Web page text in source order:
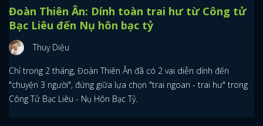
Đoàn Thiên Ân: Dính toàn trai hư từ Công tử
Bạc Liêu đến Nụ hôn bạc tỷ
Thuỵ Diệu
Chỉ trong 2 tháng, Đoàn Thiên Ân đã có 2 vai diễn dính đến
"chuyện 3 người", đứng giữa lựa chọn "trai ngoan - trai hư" trong
Công Tử Bạc Liêu - Nụ Hôn Bạc Tỷ.